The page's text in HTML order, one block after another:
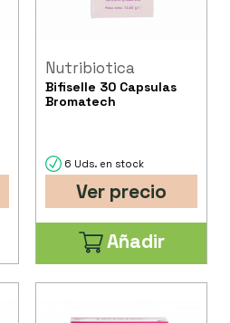
Nutribiotica
Bifiselle 30 Capsulas
Bromatech
6 Uds. en stock
Ver precio
Añadir